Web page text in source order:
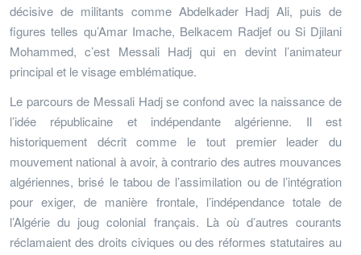
décisive de militants comme Abdelkader Hadj Ali, puis de
figures telles qu’Amar Imache, Belkacem Radjef ou Si Djilani
Mohammed, c’est Messali Hadj qui en devint l’animateur
principal et le visage emblématique.
Le parcours de Messali Hadj se confond avec la naissance de
l’idée républicaine et indépendante algérienne. Il est
historiquement décrit comme le tout premier leader du
mouvement national à avoir, à contrario des autres mouvances
algériennes, brisé le tabou de l’assimilation ou de l’intégration
pour exiger, de manière frontale, l’indépendance totale de
l’Algérie du joug colonial français. Là où d’autres courants
réclamaient des droits civiques ou des réformes statutaires au